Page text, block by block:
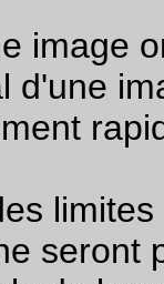
image
d'une
seront